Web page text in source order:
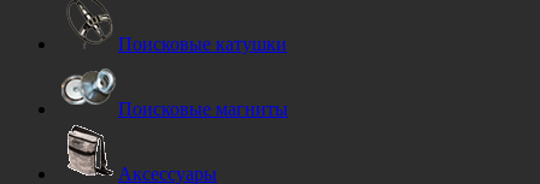
Поисковые катушки
Поисковые магниты
Аксессуары